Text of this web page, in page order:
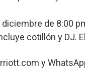
diciembre de 8:00
cotillón y DJ.
y